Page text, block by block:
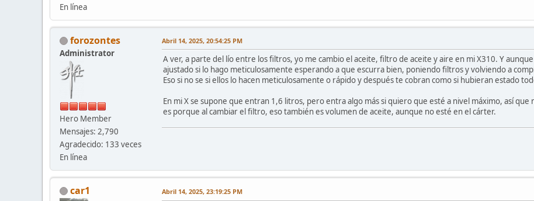
En línea
forozontes
Administrator
Hero Member
Mensajes: 2,790
Agradecido: 133 veces
En línea
Abril 14, 2025, 20:54:25 PM
A ver, a parte del lío entre los filtros, yo me cambio el aceite, filtro de aceite y aire en mi X310. Y
ajustado si lo hago meticulosamente esperando a que escurra bien, poniendo filtros y volviendo a
Eso si no se si ellos lo hacen meticulosamente o rápido y después te cobran como si hubieran estado
En mi X se supone que entran 1,6 litros, pero entra algo más si quiero que esté a nivel máximo, así que
es porque al cambiar el filtro, eso también es volumen de aceite, aunque no esté en el cárter.
car1 Abril 14, 2025, 23:19:25 PM